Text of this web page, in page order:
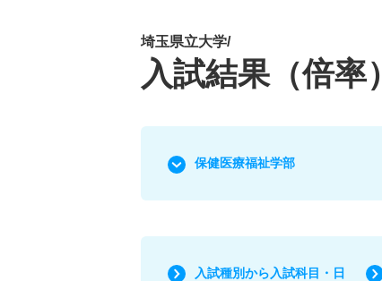
埼玉県立大学/
入試結果（倍率）
保健医療福祉学部
入試種別から入試科目・日